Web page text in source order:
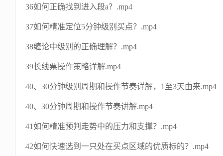
36如何正确找到进入段a？.mp4
37如何精准定位5分钟级别买点？.mp4
38缠论中级别的正确理解？.mp4
39长线票操作策略详解.mp4
40、30分钟级别周期和操作节奏详解，1至3天由来.mp4
40、30分钟周期和操作节奏讲解.mp4
41如何精准预判走势中的压力和支撑？.mp4
42如何快速选到一只处在买点区域的优质标的？.mp4